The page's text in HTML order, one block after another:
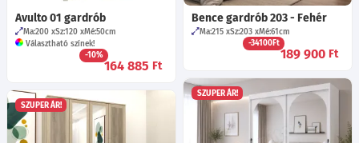
Avulto 01 gardrób
Ma:200 Sz:120 Mé:50cm
Választható színek!
-10%
164 885 Ft
Bence gardrób 203 - Fehér
Ma:215 Sz:203 Mé:61cm
-34100Ft
189 900 Ft
SZUPER ÁR!
SZUPER ÁR!